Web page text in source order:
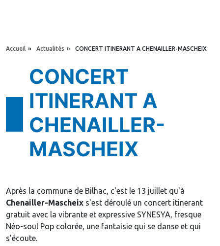
YOU ARE HERE
Accueil » Actualités » CONCERT ITINERANT A CHENAILLER-MASCHEIX
CONCERT
ITINERANT A
CHENAILLER-
MASCHEIX
Après la commune de Bilhac, c'est le 13 juillet qu'à
Chenailler-Mascheix s'est déroulé un concert itinerant
gratuit avec la vibrante et expressive SYNESYA, fresque
Néo-soul Pop colorée, une fantaisie qui se danse et qui
s'écoute.